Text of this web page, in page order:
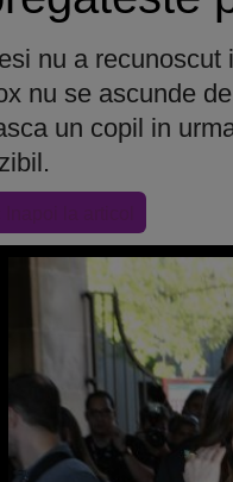
nu a recunoscut
nu se ascunde
un copil in